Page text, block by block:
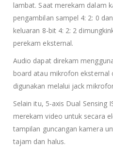
lambat. Saat merekam dalam
pengambilan sampel 4: 2: 0
keluaran 8-bit 4: 2: 2
perekam eksternal.
Audio dapat direkam
board atau mikrofon eksternal
digunakan melalui jack
Selain itu, 5-axis Dual Sensing
merekam video untuk secara
tampilan guncangan kamera
tajam dan halus.